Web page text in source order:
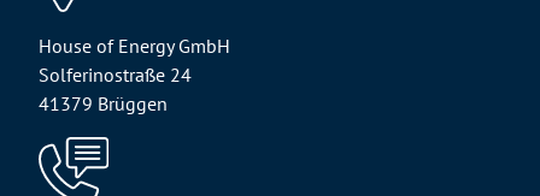
House of Energy GmbH
Solferinostraße 24
41379 Brüggen